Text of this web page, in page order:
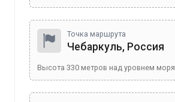
Точка маршрута
Чебаркуль, Россия
Высота 330 метров над уровнем моря